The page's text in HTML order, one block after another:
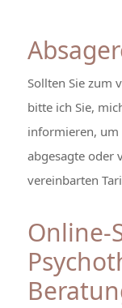
Sollten Sie zum
bitte ich Sie,
informieren, um
abgesagte oder
vereinbarten
Online-